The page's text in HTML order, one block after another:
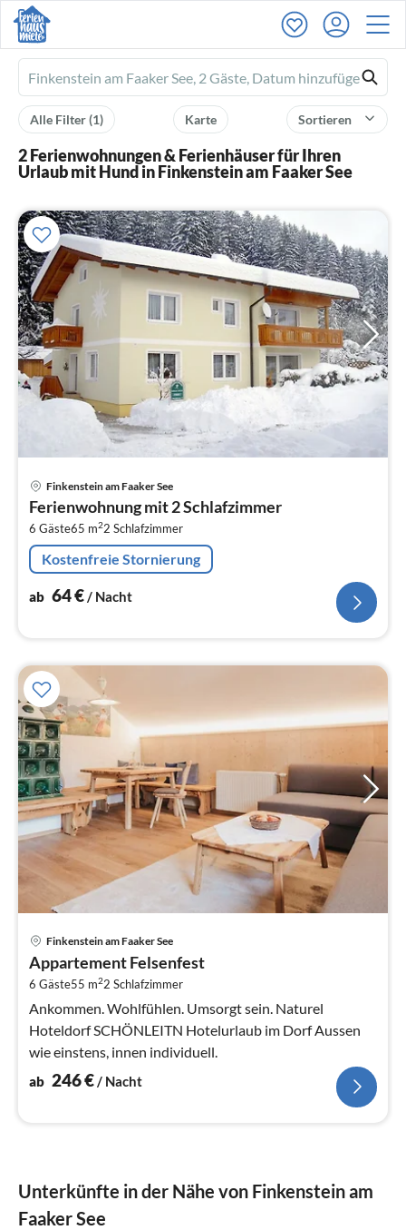
Ferienhausmiete
logo
Sortieren
Karte
Alle Filter(1)
2 Ferienwohnungen & Ferienhäuser für Ihren
Urlaub mit Hund in Finkenstein am Faaker See
Finkenstein am Faaker See
Ferienwohnung mit 2 Schlafzimmer
6 Gäste65 m22 Schlafzimmer
Kostenfreie Stornierung
ab 64€/ Nacht
Finkenstein am Faaker See
Appartement Felsenfest
6 Gäste55 m22 Schlafzimmer
Ankommen. Wohlfühlen. Umsorgt sein. Naturel
Hoteldorf SCHÖNLEITN Hotelurlaub im Dorf Aussen
wie einstens, innen individuell.
ab 246€/ Nacht
Unterkünfte in der Nähe von Finkenstein am
Faaker See